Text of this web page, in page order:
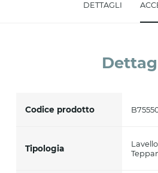
DETTAGLI
Codice prodotto
Tipologia